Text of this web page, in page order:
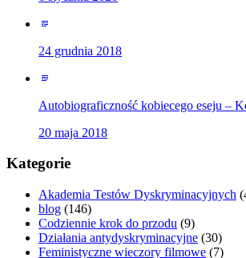
24 grudnia 2018
Autobiograficzność kobiecego eseju –
20 maja 2018
Kategorie
Akademia Testów Dyskryminacyjnych
blog (146)
Codziennie krok do przodu (9)
Działania antydyskryminacyjne (30)
Feministyczne wieczory filmowe (7)